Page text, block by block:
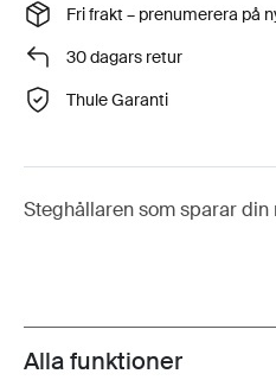
Fri frakt – prenumerera på
30 dagars retur
Thule Garanti
Steghållaren som sparar din
Toggle features
Alla funktioner